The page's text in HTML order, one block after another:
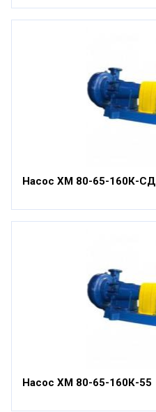
Насос ХМ 80-65-160К-СД
Насос ХМ 80-65-160К-55